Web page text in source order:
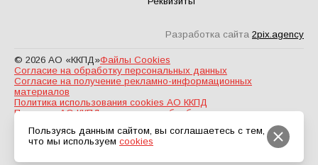
Пользуясь данным сайтом, вы соглашаетесь с тем,
что мы используем cookies
Разработка сайта 2pix.agency
© 2026 АО «ККПД»Файлы Cookies
Согласие на обработку персональных данных
Согласие на получение рекламно-информационных
материалов
Политика использования cookies АО ККПД
Политика АО ККПД в отношении обработки персональных